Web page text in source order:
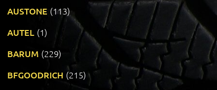
AUSTONE (113)
AUTEL (1)
BARUM (229)
BFGOODRICH (215)